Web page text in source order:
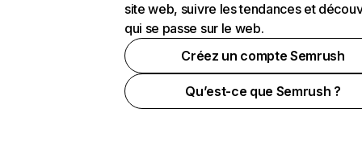
site web, suivre les tendances et
qui se passe sur le web.
Créez un compte Semrush
Qu’est-ce que Semrush ?